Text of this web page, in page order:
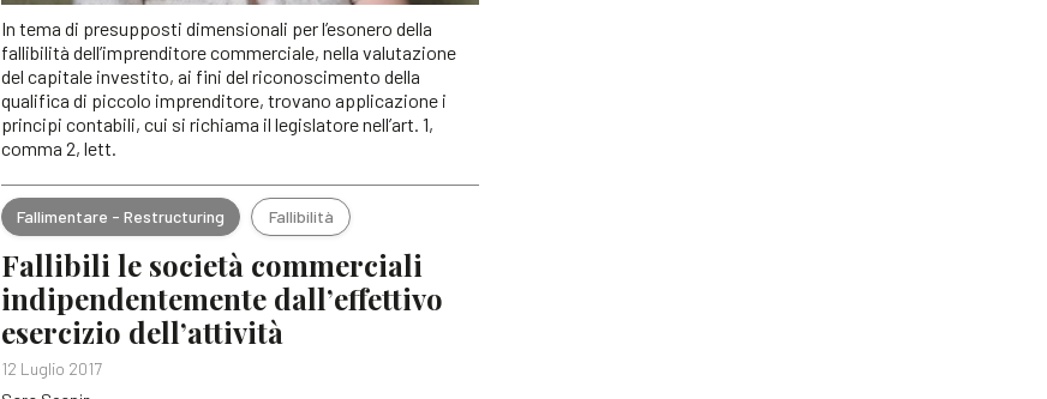
In tema di presupposti dimensionali per l’esonero della
fallibilità dell’imprenditore commerciale, nella valutazione
del capitale investito, ai fini del riconoscimento della
qualifica di piccolo imprenditore, trovano applicazione i
principi contabili, cui si richiama il legislatore nell’art. 1,
comma 2, lett.
Fallimentare - Restructuring Fallibilità
Fallibili le società commerciali
indipendentemente dall’effettivo
esercizio dell’attività
12 Luglio 2017